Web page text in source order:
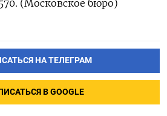
(Московское бюро)
НА ТЕЛЕГРАМ
В GOOGLE